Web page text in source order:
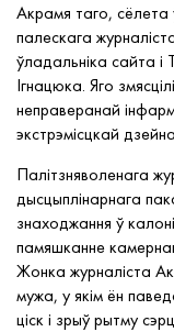
Акрамя таго, сёлета
палескага
ўладальніка сайта
Ігнацюка. Яго
неправеранай
экстрэмісцкай
Палітзняволенага
дысцыплінарнага
знаходжання ў
памяшканне
Жонка журналіста
мужа, у якім ён
ціск і зрыў рытму